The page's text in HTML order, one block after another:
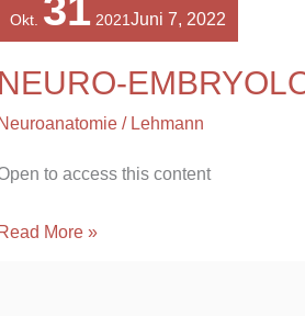
Okt. 31 2021Juni 7, 2022
/ Lehmann
to access this content
More »